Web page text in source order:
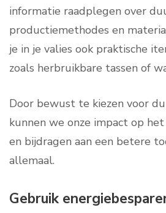
informatie raadplegen over
productiemethodes en
je in je valies ook praktische
zoals herbruikbare tassen of
Door bewust te kiezen voor
kunnen we onze impact op
en bijdragen aan een betere
allemaal.
Gebruik